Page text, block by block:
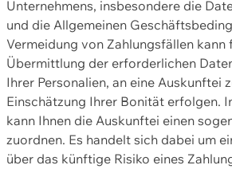
Unternehmens, insbesondere die
und die Allgemeinen
Vermeidung von Zahlungsfällen kann
Übermittlung der erforderlichen
Ihrer Personalien, an eine Auskunftei
Einschätzung Ihrer Bonität erfolgen.
kann Ihnen die Auskunftei einen
zuordnen. Es handelt sich dabei um
über das künftige Risiko eines